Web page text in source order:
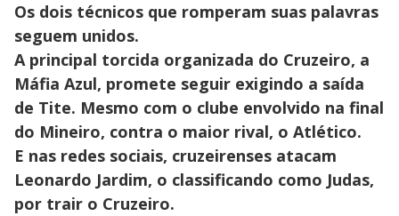
Os dois técnicos que romperam suas palavras
seguem unidos.
A principal torcida organizada do Cruzeiro, a
Máfia Azul, promete seguir exigindo a saída
de Tite. Mesmo com o clube envolvido na final
do Mineiro, contra o maior rival, o Atlético.
E nas redes sociais, cruzeirenses atacam
Leonardo Jardim, o classificando como Judas,
por trair o Cruzeiro.